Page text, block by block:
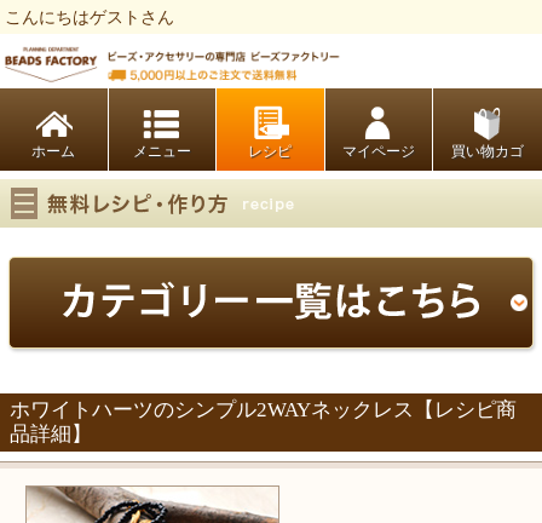
こんにちはゲストさん
ホーム レシピ マイページ 買い物カゴ
ホワイトハーツのシンプル2WAYネックレス【レシピ商
品詳細】